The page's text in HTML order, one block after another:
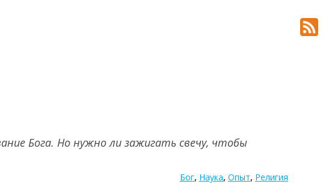
Бога. Но нужно ли зажигать свечу, чтобы
Бог, Наука, Опыт, Религия